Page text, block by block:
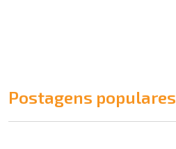
Postagens populares